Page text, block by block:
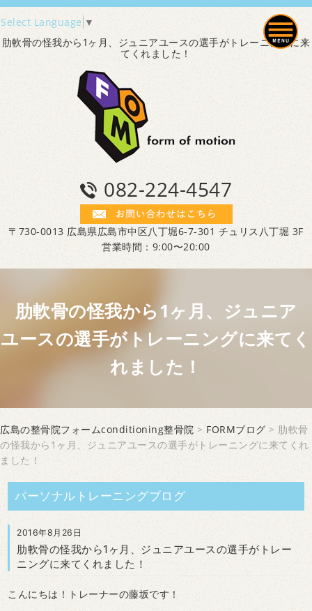
Select Language ▼
肋軟骨の怪我から1ヶ月、ジュニアユースの選手がトレーニングに来
てくれました！
082-224-4547
〒730-0013 広島県広島市中区八丁堀6-7-301 チュリス八丁堀 3F
営業時間：9:00〜20:00
肋軟骨の怪我から1ヶ月、ジュニア
ユースの選手がトレーニングに来てく
れました！
広島の整骨院フォームconditioning整骨院 > FORMブログ > 肋軟骨
の怪我から1ヶ月、ジュニアユースの選手がトレーニングに来てくれ
ました！
パーソナルトレーニングブログ
2016年8月26日
肋軟骨の怪我から1ヶ月、ジュニアユースの選手がトレー
ニングに来てくれました！
こんにちは！トレーナーの藤坂です！